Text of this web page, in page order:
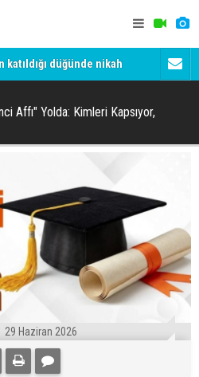
düğünde nikah Gülistan
Affı" Yolda: Kimleri Kapsıyor,
29 Haziran 2026